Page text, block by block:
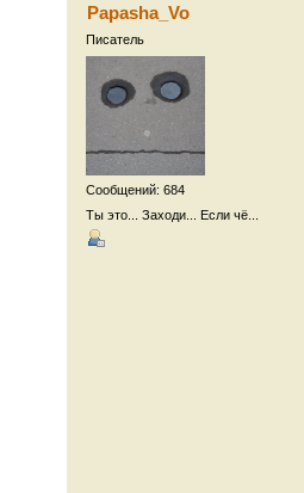
Papasha_Vo
Писатель
Сообщений: 684
Ты это... Заходи... Если чё...